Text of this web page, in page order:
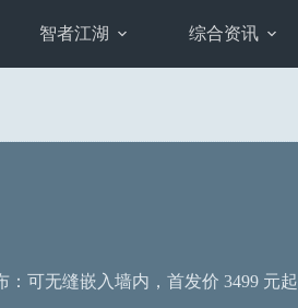
智者江湖 综合资讯
：可无缝嵌入墙内，首发价 3499 元起